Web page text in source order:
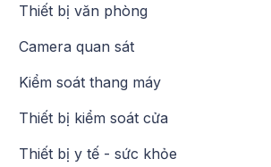
Thiết bị văn phòng
Camera quan sát
Kiểm soát thang máy
Thiết bị kiểm soát cửa
Thiết bị y tế - sức khỏe